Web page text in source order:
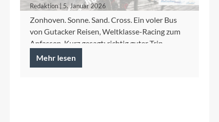
Redaktion | 5. Januar 2026
Zonhoven. Sonne. Sand. Cross. Ein voler Bus
von Gutacker Reisen, Weltklasse-Racing zum
Anfassen. Kurz gesagt: richtig guter Trip.
Mehr lesen